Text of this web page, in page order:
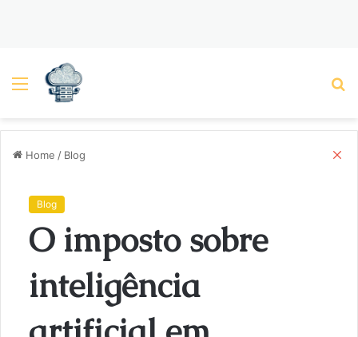
Menu
Home / Blog
Blog
O imposto sobre
inteligência